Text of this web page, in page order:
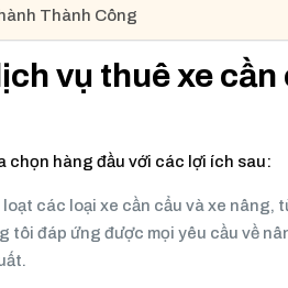
Thành Công
vụ thuê xe cần
chọn hàng đầu với các lợi ích sau:
các loại xe cần cẩu và xe nâng,
đáp ứng được mọi yêu cầu về